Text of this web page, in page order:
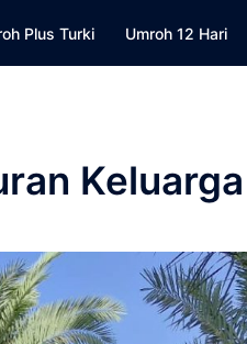
Plus Turki Umroh 12 Hari
Keluarga